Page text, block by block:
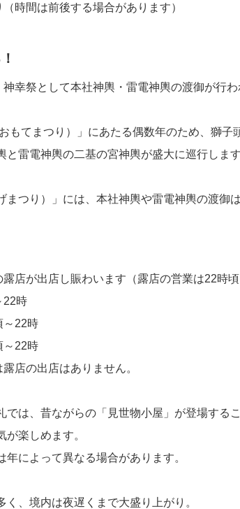
時間は前後する場合があります）
幸祭として本社神輿・雷電神輿の渡御が行わ
もてまつり）」にあたる偶数年のため、獅子
と雷電神輿の二基の宮神輿が盛大に巡行します
まつり）」には、本社神輿や雷電神輿の渡御
店が出店し賑わいます（露店の営業は22時頃
22時
～22時
～22時
店の出店はありません。
では、昔ながらの「見世物小屋」が登場する
楽しめます。
によって異なる場合があります。
く、境内は夜遅くまで大盛り上がり。